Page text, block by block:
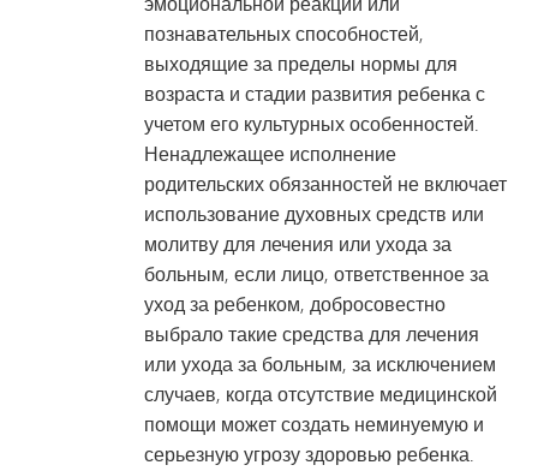
познавательных способностей,
выходящие за пределы нормы для
возраста и стадии развития ребенка с
учетом его культурных особенностей.
Ненадлежащее исполнение
родительских обязанностей не включает
использование духовных средств или
молитву для лечения или ухода за
больным, если лицо, ответственное за
уход за ребенком, добросовестно
выбрало такие средства для лечения
или ухода за больным, за исключением
случаев, когда отсутствие медицинской
помощи может создать неминуемую и
серьезную угрозу здоровью ребенка.